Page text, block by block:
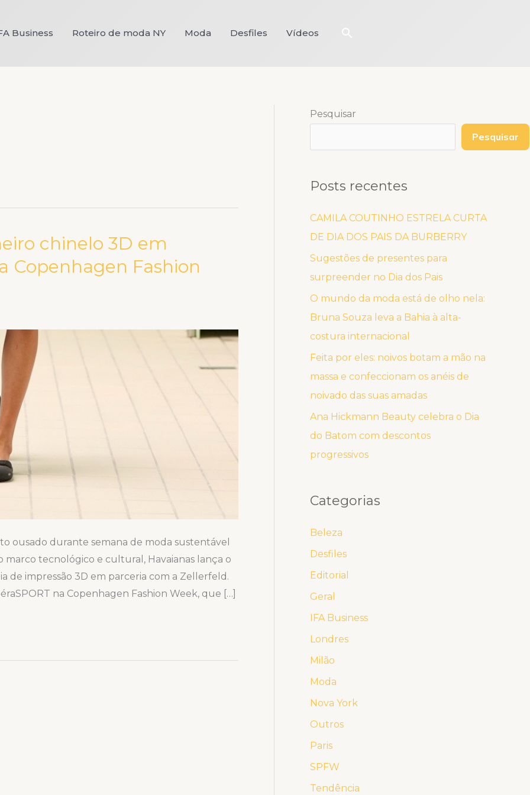
Business Roteiro de moda NY Moda Desfiles Vídeos Pesquisar
chinelo 3D em
Copenhagen Fashion
ousado durante semana de moda sustentável
tecnológico e cultural, Havaianas lança o
de impressão 3D em parceria com a Zellerfeld.
na Copenhagen Fashion Week, que […]
Pesquisar
Pesquisar
Posts recentes
CAMILA COUTINHO ESTRELA CURTA
DE DIA DOS PAIS DA BURBERRY
Sugestões de presentes para
surpreender no Dia dos Pais
O mundo da moda está de olho nela:
Bruna Souza leva a Bahia à alta-
costura internacional
Feita por eles: noivos botam a mão na
massa e confeccionam os anéis de
noivado das suas amadas
Ana Hickmann Beauty celebra o Dia
do Batom com descontos
progressivos
Categorias
Beleza
Desfiles
Editorial
Geral
IFA Business
Londres
Milão
Moda
Nova York
Outros
Paris
SPFW
Tendência